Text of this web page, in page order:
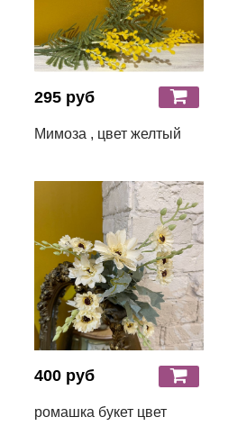
295 руб
Мимоза , цвет желтый
400 руб
ромашка букет цвет